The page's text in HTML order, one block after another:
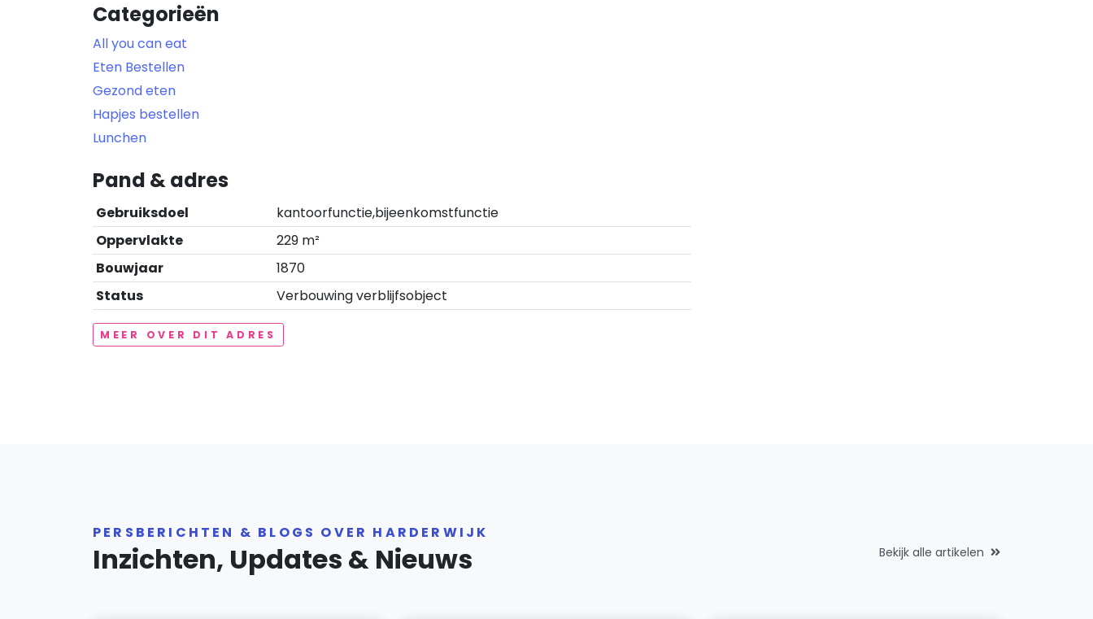
Categorieën
All you can eat
Eten Bestellen
Gezond eten
Hapjes bestellen
Lunchen
Pand & adres
Gebruiksdoel
kantoorfunctie,bijeenkomstfunctie
Oppervlakte
229 m²
Bouwjaar
1870
Status
Verbouwing verblijfsobject
MEER OVER DIT ADRES
PERSBERICHTEN & BLOGS OVER HARDERWIJK
Inzichten, Updates & Nieuws Bekijk alle artikelen